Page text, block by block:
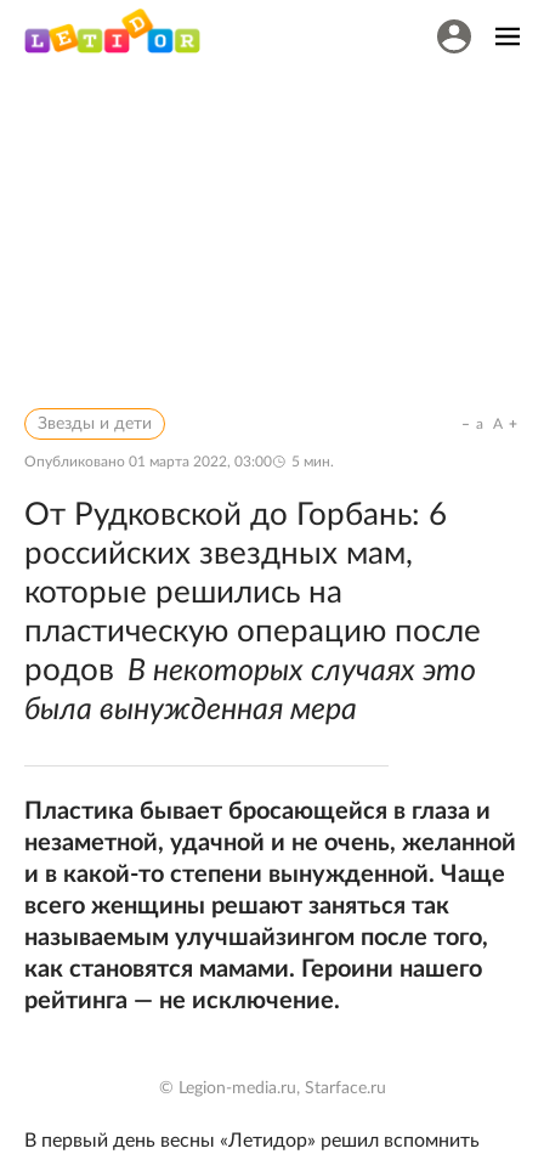
Звезды и дети
Опубликовано 01 марта 2022, 03:00 5 мин.
a A
От Рудковской до Горбань: 6
российских звездных мам,
которые решились на
пластическую операцию после
родов В некоторых случаях это
была вынужденная мера
Пластика бывает бросающейся в глаза и
незаметной, удачной и не очень, желанной
и в какой-то степени вынужденной. Чаще
всего женщины решают заняться так
называемым улучшайзингом после того,
как становятся мамами. Героини нашего
рейтинга — не исключение.
© Legion-media.ru, Starface.ru
В первый день весны «Летидор» решил вспомнить